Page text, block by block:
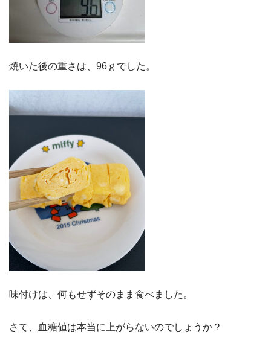
焼いた後の重さは、96ｇでした。
味付けは、何もせずそのまま食べました。
さて、血糖値は本当に上がらないのでしょうか？